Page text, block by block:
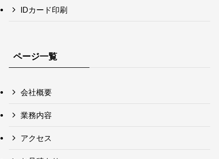
IDカード印刷
ページ一覧
会社概要
業務内容
アクセス